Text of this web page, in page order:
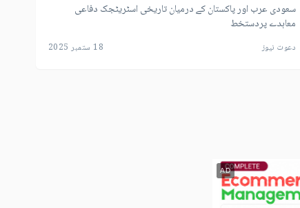
سعودی عرب اور پاکستان کے درمیان تاریخی اسٹریٹجک دفاعی
معاہدے پردستخط
دعوت نیوز 18 ستمبر 2025
AD